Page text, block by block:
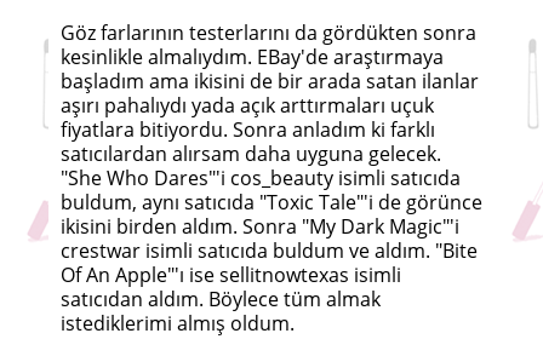
Göz farlarının testerlarını da gördükten sonra
kesinlikle almalıydım. EBay'de araştırmaya
başladım ama ikisini de bir arada satan ilanlar
aşırı pahalıydı yada açık arttırmaları uçuk
fiyatlara bitiyordu. Sonra anladım ki farklı
satıcılardan alırsam daha uyguna gelecek.
"She Who Dares"'i cos_beauty isimli satıcıda
buldum, aynı satıcıda "Toxic Tale"'i de görünce
ikisini birden aldım. Sonra "My Dark Magic"'i
crestwar isimli satıcıda buldum ve aldım. "Bite
Of An Apple"'ı ise sellitnowtexas isimli
satıcıdan aldım. Böylece tüm almak
istediklerimi almış oldum.